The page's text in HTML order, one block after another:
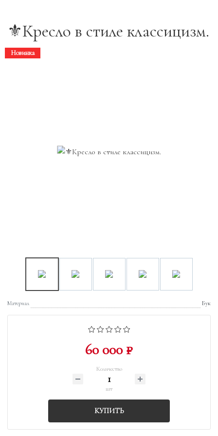
⚜️Кресло в стиле классицизм.
Новинка
Материал Бук
60 000 ₽
Количество
шт
КУПИТЬ